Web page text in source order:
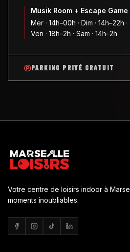
Musik Room + Escape
Mer · 14h–00h · Dim · 14h–22h
Ven · 18h–2h · Sam · 14h–2h
PARKING PRIVÉ GRATUIT
Votre centre de loisirs indoor à
moments inoubliables.